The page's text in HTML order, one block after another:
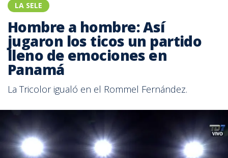
LA SELE
Hombre a hombre: Así
jugaron los ticos un partido
lleno de emociones en
Panamá
La Tricolor igualó en el Rommel Fernández.